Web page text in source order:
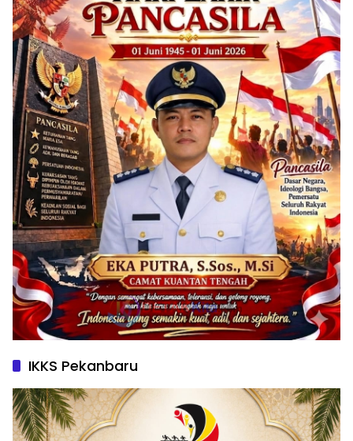
IKKS Pekanbaru